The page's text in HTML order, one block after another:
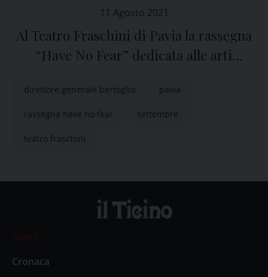
11 Agosto 2021
Al Teatro Fraschini di Pavia la rassegna
“Have No Fear” dedicata alle arti
direttore generale bertoglio pavia
rassegna have no fear settembre
teatro fraschini
News
Cronaca